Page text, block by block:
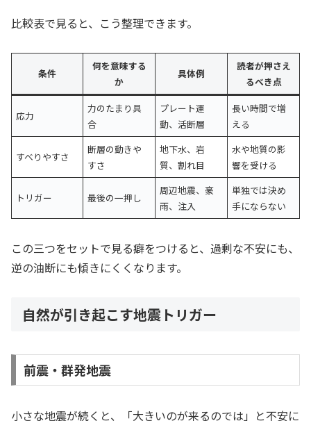
比較表で見ると、こう整理できます。
条件
何を意味する
か
具体例
読者が押さえ
るべき点
応力
力のたまり具
合
プレート運
動、活断層
長い時間で増
える
すべりやすさ
断層の動きや
すさ
地下水、岩
質、割れ目
水や地質の影
響を受ける
トリガー 最後の一押し
周辺地震、豪
雨、注入
単独では決め
手にならない
この三つをセットで見る癖をつけると、過剰な不安にも、
逆の油断にも傾きにくくなります。
自然が引き起こす地震トリガー
前震・群発地震
小さな地震が続くと、「大きいのが来るのでは」と不安に